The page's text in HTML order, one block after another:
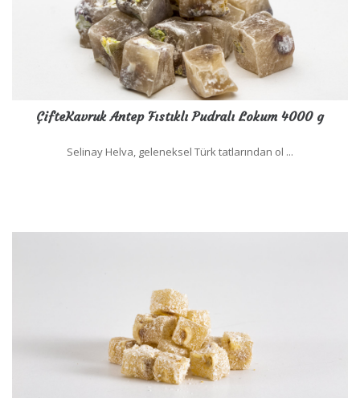
ÇifteKavruk Antep Fıstıklı Pudralı Lokum 4000 g
Selinay Helva, geleneksel Türk tatlarından ol ...